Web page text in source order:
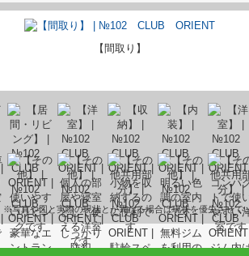
【間取り】
※写真や図と実際の現状とが異なる場合は現状を優先させて